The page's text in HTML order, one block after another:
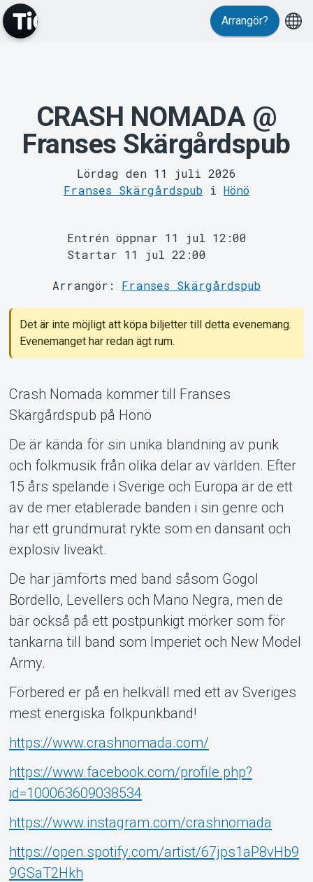
MyTickster
Support
Om Tickster
Arrangör?
CRASH NOMADA @
Franses Skärgårdspub
Lördag den 11 juli 2026
Franses Skärgårdspub i Hönö
Entrén öppnar 11 jul 12:00
Startar 11 jul 22:00
Arrangör: Franses Skärgårdspub
Det är inte möjligt att köpa biljetter till detta evenemang.
Evenemanget har redan ägt rum.
Crash Nomada kommer till Franses
Skärgårdspub på Hönö
De är kända för sin unika blandning av punk
och folkmusik från olika delar av världen. Efter
15 års spelande i Sverige och Europa är de ett
av de mer etablerade banden i sin genre och
har ett grundmurat rykte som en dansant och
explosiv liveakt.
De har jämförts med band såsom Gogol
Bordello, Levellers och Mano Negra, men de
bär också på ett postpunkigt mörker som för
tankarna till band som Imperiet och New Model
Army.
Förbered er på en helkväll med ett av Sveriges
mest energiska folkpunkband!
https://www.crashnomada.com/
https://www.facebook.com/profile.php?
id=100063609038534
https://www.instagram.com/crashnomada
https://open.spotify.com/artist/67jps1aP8vHb9
9GSaT2Hkh